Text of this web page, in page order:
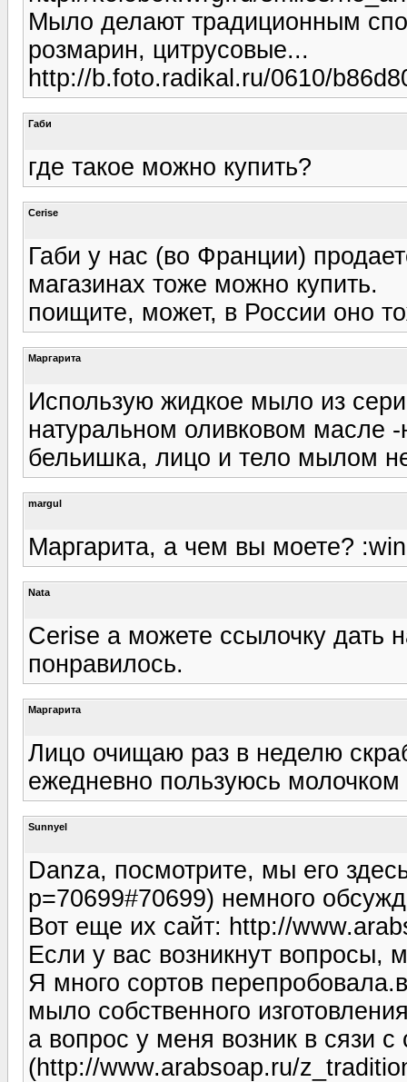
Мыло делают традиционным
розмарин, цитрусовые...
http://b.foto.radikal.ru/0610/
Габи
где такое можно купить?
Cerise
Габи у нас (во Франции)
магазинах тоже можно купить.
поищите, может, в России оно
Маргарита
Использую жидкое мыло из
натуральном оливковом масле
бельишка, лицо и тело мылом
margul
Маргарита, а чем вы моете?
Nata
Cerise а можете ссылочку дать
понравилось.
Маргарита
Лицо очищаю раз в неделю
ежедневно пользуюсь
Sunnyel
Danza, посмотрите, мы его
p=70699#70699) немного
Вот еще их сайт: http://
Если у вас возникнут вопросы,
Я много сортов
мыло собственного
а вопрос у меня возник в сязи
(http://www.arabsoap.ru/